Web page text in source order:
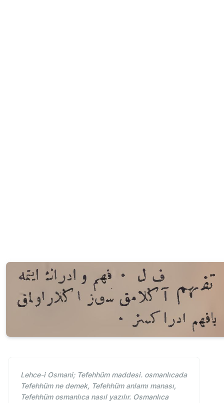
Lehce-i Osmani; Tefehhüm maddesi. osmanlıcada
Tefehhüm ne demek, Tefehhüm anlamı manası,
Tefehhüm osmanlıca nasıl yazılır. Osmanlıca